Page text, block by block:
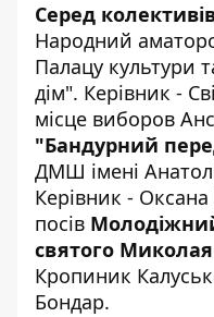
Серед
Народний
Палацу культури
дім". Керівник -
місце виборов
"Бандурний
ДМШ імені
Керівник -
посів
святого
Кропиник
Бондар.